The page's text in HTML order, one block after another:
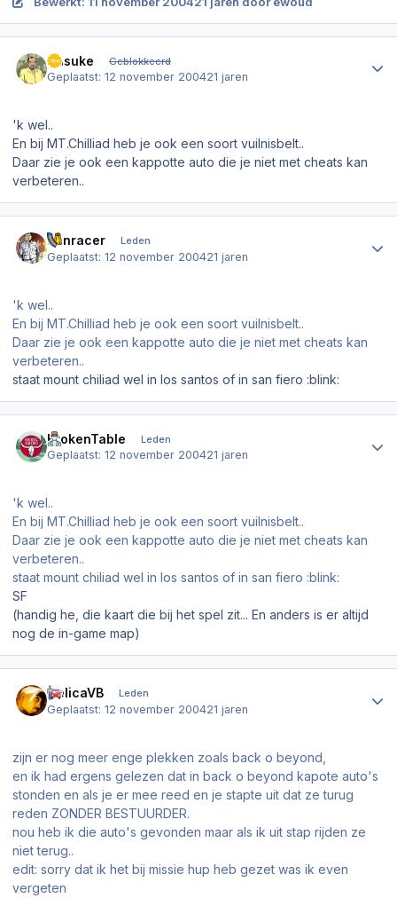
Sasuke Geblokkeerd
Geplaatst:12 november 200421 jaren
'k wel..
En bij MT.Chilliad heb je ook een soort vuilnisbelt..
Daar zie je ook een kappotte auto die je niet met cheats kan
verbeteren..
denracer Leden
Geplaatst:12 november 200421 jaren
'k wel..
En bij MT.Chilliad heb je ook een soort vuilnisbelt..
Daar zie je ook een kappotte auto die je niet met cheats kan
verbeteren..
staat mount chiliad wel in los santos of in san fiero :blink:
BrokenTable Leden
Geplaatst:12 november 200421 jaren
'k wel..
En bij MT.Chilliad heb je ook een soort vuilnisbelt..
Daar zie je ook een kappotte auto die je niet met cheats kan
verbeteren..
staat mount chiliad wel in los santos of in san fiero :blink:
SF
(handig he, die kaart die bij het spel zit... En anders is er altijd
nog de in-game map)
CelicaVB Leden
Geplaatst:12 november 200421 jaren
zijn er nog meer enge plekken zoals back o beyond,
en ik had ergens gelezen dat in back o beyond kapote auto's
stonden en als je er mee reed en je stapte uit dat ze turug
reden ZONDER BESTUURDER.
nou heb ik die auto's gevonden maar als ik uit stap rijden ze
niet terug..
edit: sorry dat ik het bij missie hup heb gezet was ik even
vergeten